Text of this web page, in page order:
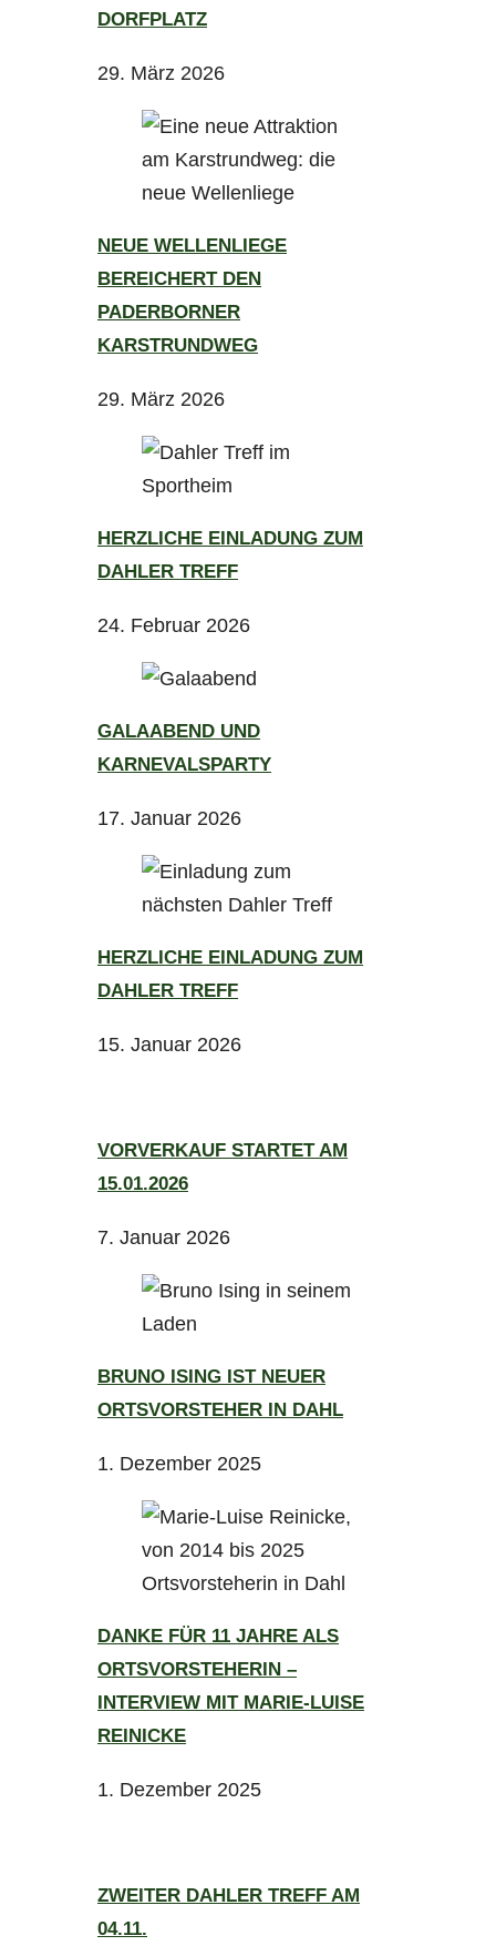
DORFPLATZ
29. März 2026
NEUE WELLENLIEGE
BEREICHERT DEN
PADERBORNER
KARSTRUNDWEG
29. März 2026
HERZLICHE EINLADUNG ZUM
DAHLER TREFF
24. Februar 2026
GALAABEND UND
KARNEVALSPARTY
17. Januar 2026
HERZLICHE EINLADUNG ZUM
DAHLER TREFF
15. Januar 2026
VORVERKAUF STARTET AM
15.01.2026
7. Januar 2026
BRUNO ISING IST NEUER
ORTSVORSTEHER IN DAHL
1. Dezember 2025
DANKE FÜR 11 JAHRE ALS
ORTSVORSTEHERIN –
INTERVIEW MIT MARIE-LUISE
REINICKE
1. Dezember 2025
ZWEITER DAHLER TREFF AM
04.11.